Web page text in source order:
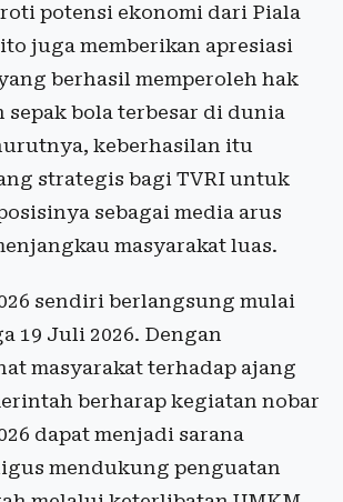
potensi ekonomi dari Piala
juga memberikan apresiasi
berhasil memperoleh hak
sepak bola terbesar di dunia
keberhasilan itu
strategis bagi TVRI untuk
sebagai media arus
masyarakat luas.
sendiri berlangsung mulai
19 Juli 2026. Dengan
masyarakat terhadap ajang
berharap kegiatan nobar
dapat menjadi sarana
mendukung penguatan